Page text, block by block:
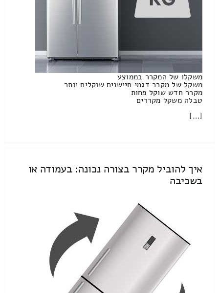
משקלו של המקרר בממוצע
משקל של מקרר דגמי חיישנים שוקלים יותר
מקרר חדש שוקל פחות
טבלה משקל מקררים
[…]
איך להוביל מקרר בצורה נכונה: בעמודה או
בשכיבה